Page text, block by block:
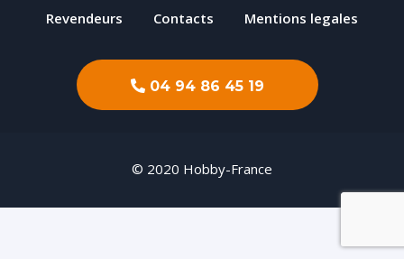
Revendeurs
Contacts Mentions legales
04 94 86 45 19
© 2020 Hobby-France